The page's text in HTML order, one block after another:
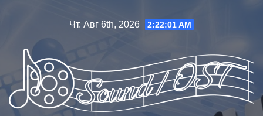
Чт. Авг 6th, 2026 2:22:02 AM